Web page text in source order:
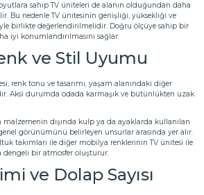
sahip TV üniteleri de alanın olduğundan daha
Bu nedenle TV ünitesinin genişliği, yüksekliği ve
birlikte değerlendirilmelidir. Doğru ölçüye sahip bir
iyi konumlandırılmasını sağlar.
ve Stil Uyumu
renk tonu ve tasarımı, yaşam alanındaki diğer
Aksi durumda odada karmaşık ve bütünlükten uzak
malzemenin dışında kulp ya da ayaklarda kullanılan
görünümünü belirleyen unsurlar arasında yer alır.
takımları ile diğer mobilya renklerinin TV ünitesi ile
dengeli bir atmosfer oluşturur.
ve Dolap Sayısı